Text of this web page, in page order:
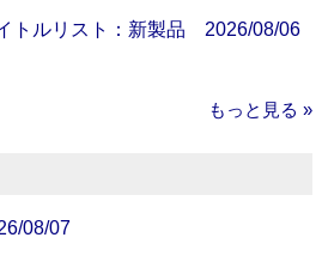
トルリスト：新製品 2026/08/06
もっと見る »
08/07